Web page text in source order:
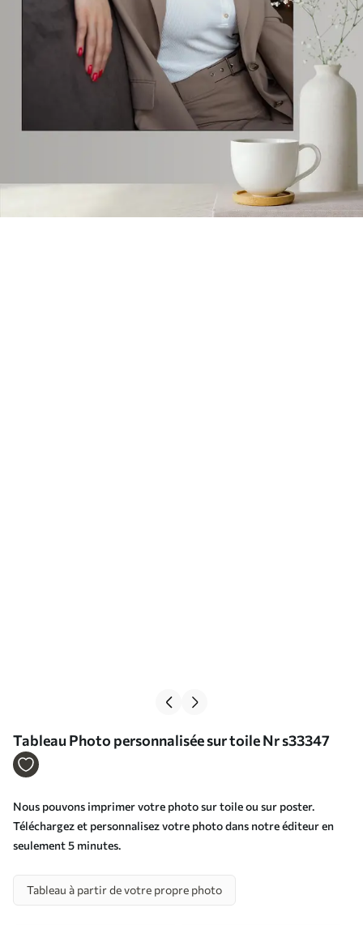
Tableau Photo personnalisée sur toile Nr s33347
Nous pouvons imprimer votre photo sur toile ou sur poster.
Téléchargez et personnalisez votre photo dans notre éditeur en
seulement 5 minutes.
Tableau à partir de votre propre photo